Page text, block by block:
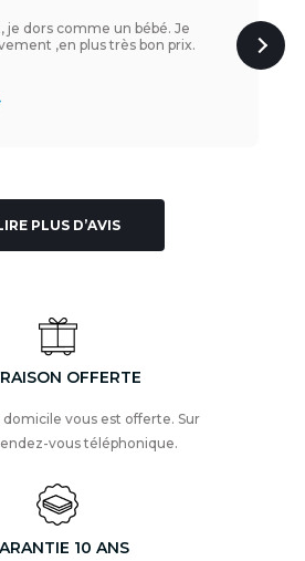
je dors comme un bébé. Je
,en plus très bon prix.
PLUS D’AVIS
OFFERTE
domicile vous est offerte. Sur
vous téléphonique.
10 ANS